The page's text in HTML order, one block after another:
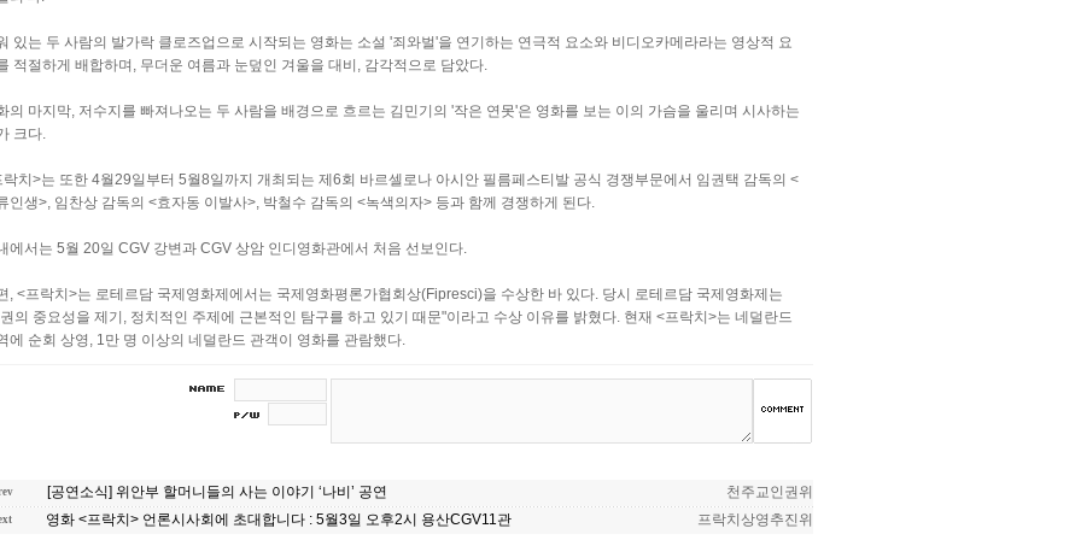
있는 두 사람의 발가락 클로즈업으로 시작되는 영화는 소설 '죄와벌'을 연기하는 연극적 요소와 비디오카메라라는 영상적 요
적절하게 배합하며, 무더운 여름과 눈덮인 겨울을 대비, 감각적으로 담았다.
의 마지막, 저수지를 빠져나오는 두 사람을 배경으로 흐르는 김민기의 '작은 연못'은 영화를 보는 이의 가슴을 울리며 시사하는
크다.
락치>는 또한 4월29일부터 5월8일까지 개최되는 제6회 바르셀로나 아시안 필름페스티발 공식 경쟁부문에서 임권택 감독의 <
인생>, 임찬상 감독의 <효자동 이발사>, 박철수 감독의 <녹색의자> 등과 함께 경쟁하게 된다.
에서는 5월 20일 CGV 강변과 CGV 상암 인디영화관에서 처음 선보인다.
, <프락치>는 로테르담 국제영화제에서는 국제영화평론가협회상(Fipresci)을 수상한 바 있다. 당시 로테르담 국제영화제는
의 중요성을 제기, 정치적인 주제에 근본적인 탐구를 하고 있기 때문"이라고 수상 이유를 밝혔다. 현재 <프락치>는 네덜란드
에 순회 상영, 1만 명 이상의 네덜란드 관객이 영화를 관람했다.
[공연소식] 위안부 할머니들의 사는 이야기 ‘나비’ 공연 천주교인권위
영화 <프락치> 언론시사회에 초대합니다 : 5월3일 오후2시 용산CGV11관 프락치상영추진위